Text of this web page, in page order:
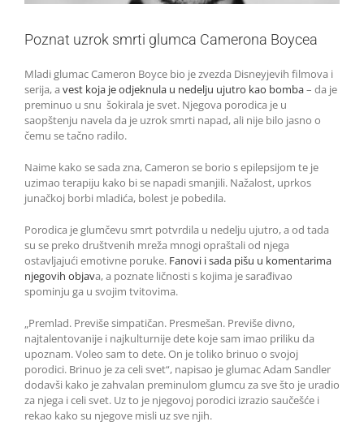
Poznat uzrok smrti glumca Camerona Boycea
Mladi glumac Cameron Boyce bio je zvezda Disneyjevih filmova i
serija, a vest koja je odjeknula u nedelju ujutro kao bomba– da je
preminuo u snu šokirala je svet. Njegova porodica je u
saopštenju navela da je uzrok smrti napad, ali nije bilo jasno o
čemu se tačno radilo.
Naime kako se sada zna, Cameron se borio s epilepsijom te je
uzimao terapiju kako bi se napadi smanjili. Nažalost, uprkos
junačkoj borbi mladića, bolest je pobedila.
Porodica je glumčevu smrt potvrdila u nedelju ujutro, a od tada
su se preko društvenih mreža mnogi opraštali od njega
ostavljajući emotivne poruke. Fanovi i sada pišu u komentarima
njegovih objava, a poznate ličnosti s kojima je sarađivao
spominju ga u svojim tvitovima.
„Premlad. Previše simpatičan. Presmešan. Previše divno,
najtalentovanije i najkulturnije dete koje sam imao priliku da
upoznam. Voleo sam to dete. On je toliko brinuo o svojoj
porodici. Brinuo je za celi svet“, napisao je glumac Adam Sandler
dodavši kako je zahvalan preminulom glumcu za sve što je uradio
za njega i celi svet. Uz to je njegovoj porodici izrazio saučešće i
rekao kako su njegove misli uz sve njih.